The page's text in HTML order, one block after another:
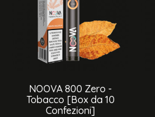
NOOVA 800 Zero -
Tobacco [Box da 10
Confezioni]